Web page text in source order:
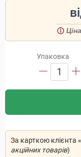
Упаковка
1
За карткою клієнта
акційних товарів)